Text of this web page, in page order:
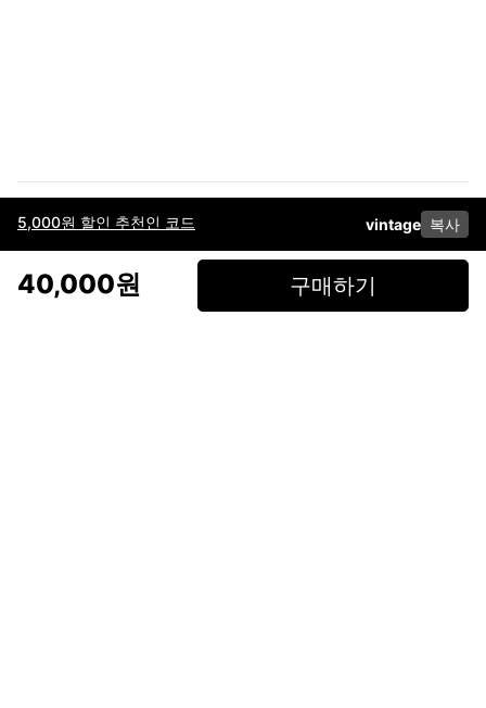
5,000원 할인 추천인 코드 vintage 복사
40,000원 구매하기
이용약관고객센터판매개인정보 처리방침사업자 정보다운로드
페이스북